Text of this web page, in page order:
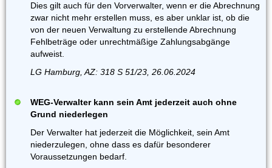
Dies gilt auch für den Vorverwalter, wenn er die Abrechnung
zwar nicht mehr erstellen muss, es aber unklar ist, ob die
von der neuen Verwaltung zu erstellende Abrechnung
Fehlbeträge oder unrechtmäßige Zahlungsabgänge
aufweist.
LG Hamburg, AZ: 318 S 51/23, 26.06.2024
WEG-Verwalter kann sein Amt jederzeit auch ohne
Grund niederlegen
Der Verwalter hat jederzeit die Möglichkeit, sein Amt
niederzulegen, ohne dass es dafür besonderer
Voraussetzungen bedarf.